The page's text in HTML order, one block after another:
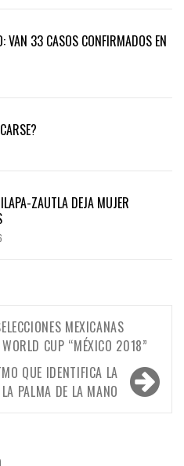
VAN 33 CASOS CONFIRMADOS EN
ZAUTLA DEJA MUJER
MEXICANAS
CUP “MÉXICO 2018”
QUE IDENTIFICA LA
PALMA DE LA MANO